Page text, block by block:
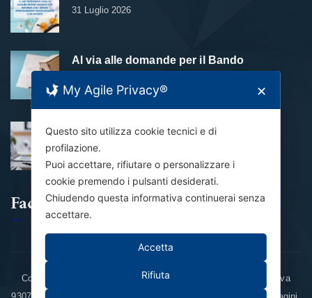
31 Luglio 2026
Al via alle domande per il Bando
24 Luglio 2026
Domanda NASpI inviata: e adesso?
21 Luglio 2026
Facebook
Copyright © 2012-2026 Cisal Unione provinciale di Pisa - CF/Piva
My Agile Privacy® ✕
Questo sito utilizza cookie tecnici e di
profilazione.
Puoi accettare, rifiutare o personalizzare i
cookie premendo i pulsanti desiderati.
Chiudendo questa informativa continuerai senza
accettare.
Accetta
Rifiuta